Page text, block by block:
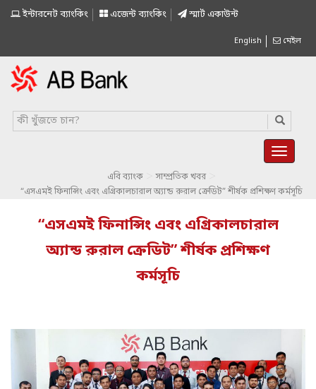
ইন্টারনেট ব্যাংকিং এজেন্ট ব্যাংকিং স্মাৰ্ট একাউন্ট
English মেইল
এবি ব্যাংক সাম্প্রতিক খবর
“এসএমই ফিনান্সিং এবং এগ্রিকালচারাল অ্যান্ড রুরাল ক্রেডিট” শীর্ষক প্রশিক্ষণ কর্মসূচি
“এসএমই ফিনান্সিং এবং এগ্রিকালচারাল
অ্যান্ড রুরাল ক্রেডিট” শীর্ষক প্রশিক্ষণ
কর্মসূচি